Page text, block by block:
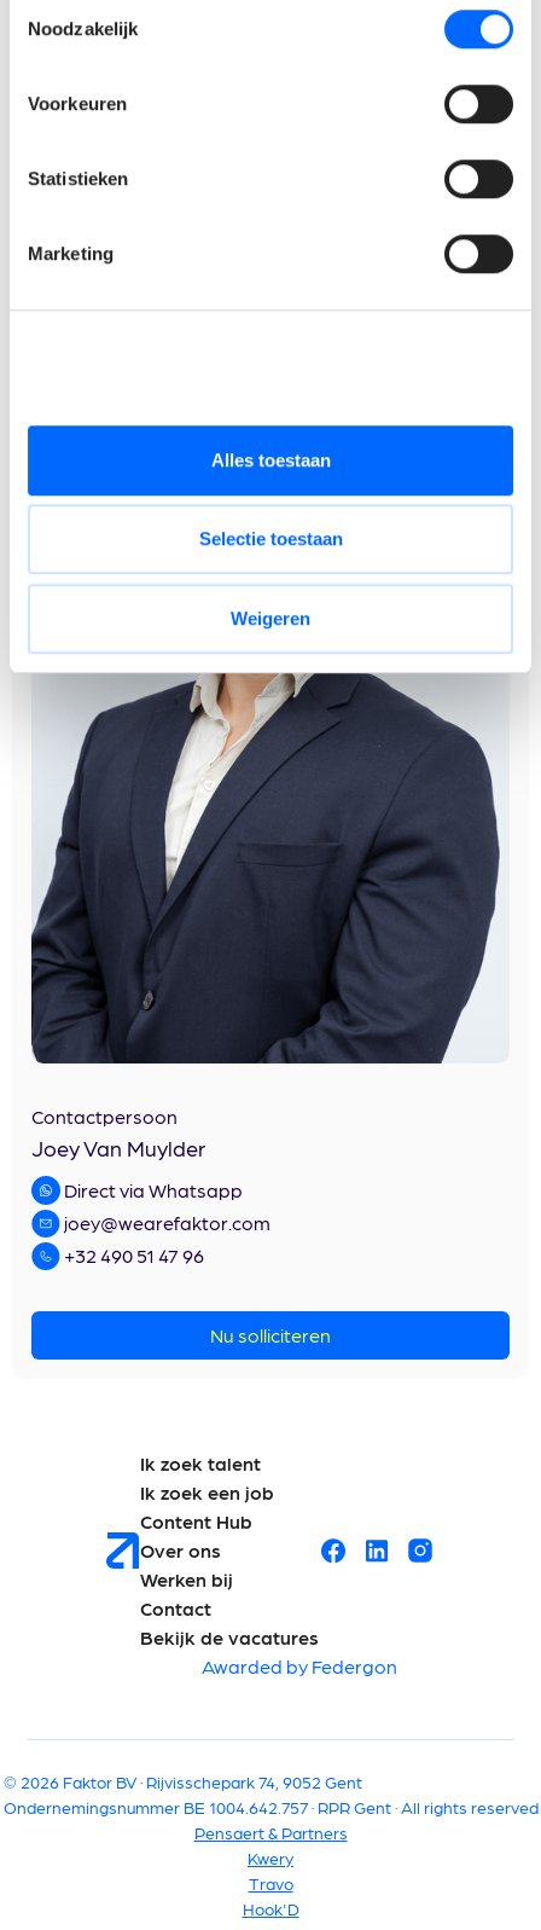
Noodzakelijk
Voorkeuren
Statistieken
Marketing
Alles toestaan
Selectie toestaan
Weigeren
Wagen + tankkaart.
Mogelijkheid tot fietsleasing.
art opleidingscentrum.
bouwen.
Mooie kortingen op producten en voordelen via een
benefits@work platform.
Contactpersoon
Joey Van Muylder
Direct via Whatsapp
joey@wearefaktor.com
+32 490 51 47 96
Nu solliciteren
Ik zoek talent
Ik zoek een job
Content Hub
Over ons
Werken bij
Contact
Bekijk de vacatures
Awarded by Federgon
© 2026 Faktor BV · Rijvisschepark 74, 9052 Gent
Ondernemingsnummer BE 1004.642.757 · RPR Gent · All rights reserved
Pensaert & Partners
Kwery
Travo
Hook'D